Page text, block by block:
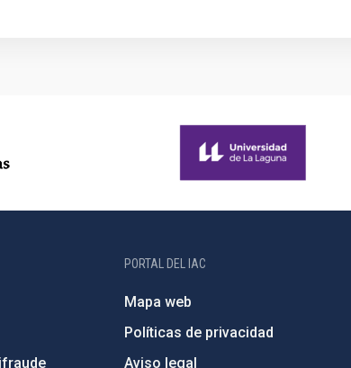
PORTAL DEL IAC
Mapa web
Políticas de privacidad
Aviso legal